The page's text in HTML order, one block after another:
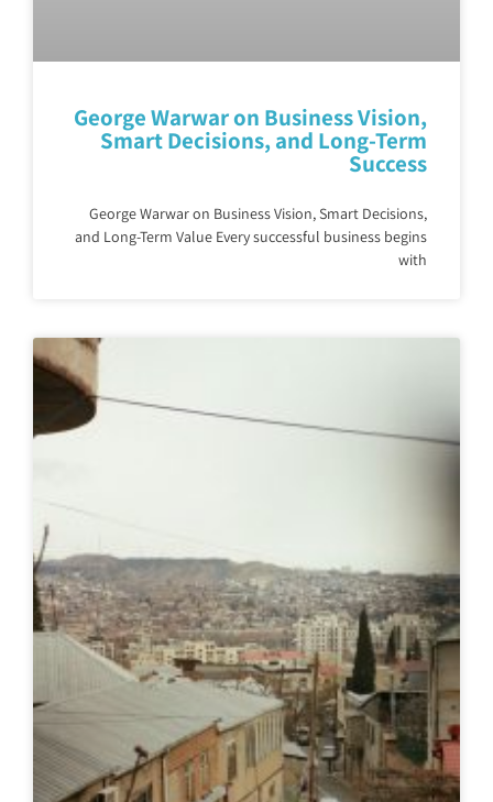
George Warwar on Business Vision,
Smart Decisions, and Long-Term
Success
George Warwar on Business Vision, Smart Decisions,
and Long-Term Value Every successful business begins
with